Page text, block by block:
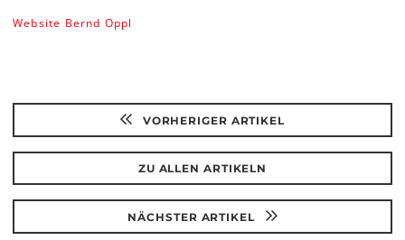
Website Bernd Oppl
VORHERIGER ARTIKEL
ZU ALLEN ARTIKELN
NÄCHSTER ARTIKEL